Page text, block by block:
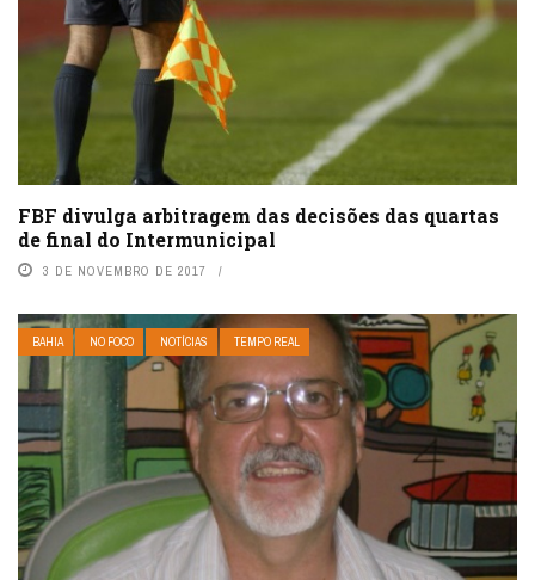
FBF divulga arbitragem das decisões das quartas
de final do Intermunicipal
3 DE NOVEMBRO DE 2017
BAHIA NO FOCO NOTÍCIAS TEMPO REAL